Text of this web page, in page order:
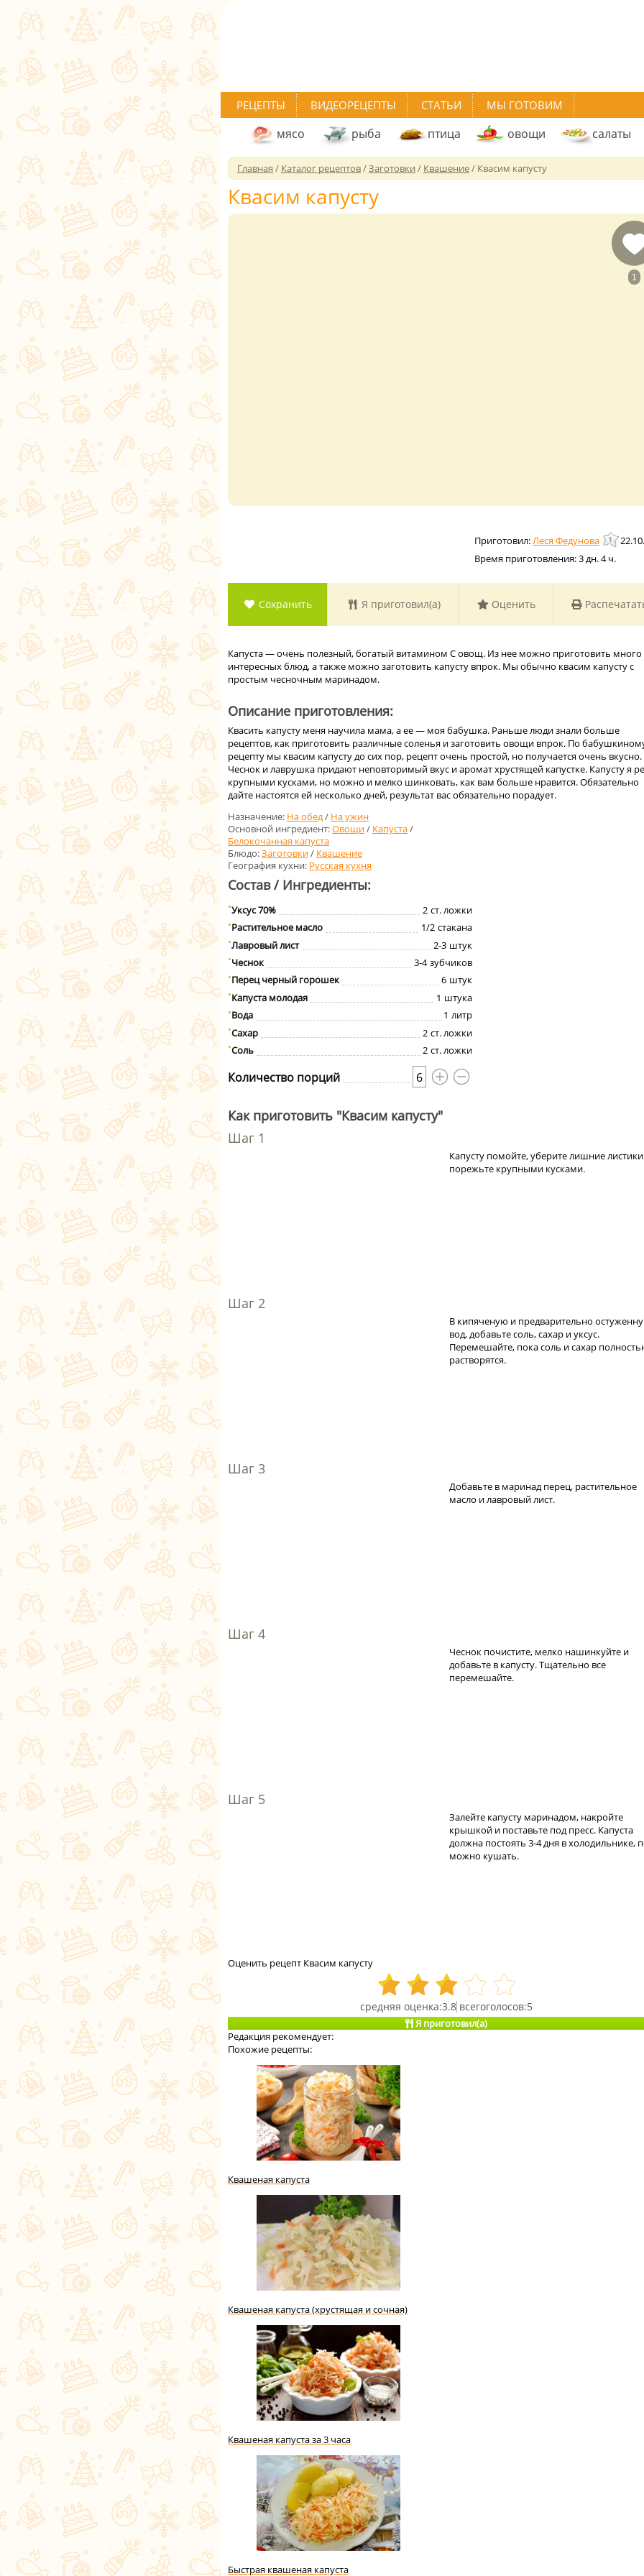
РЕЦЕПТЫ ВИДЕОРЕЦЕПТЫ СТАТЬИ МЫ ГОТОВИМ
мясо рыба птица овощи салаты
Главная / Каталог рецептов/Заготовки / Квашение/ Квасим капусту
Квасим капусту
1
Леся Федунова
Время приготовления:3 дн. 4 ч.
Сохранить Я приготовил(а) Оценить
Капуста — очень полезный, богатый витамином С овощ. Из нее можно приготовить много
интересных блюд, а также можно заготовить капусту впрок. Мы обычно квасим капусту с
простым чесночным маринадом.
Описание приготовления:
Квасить капусту меня научила мама, а ее — моя бабушка. Раньше люди знали больше
рецептов, как приготовить различные соленья и заготовить овощи впрок. По
рецепту мы квасим капусту до сих пор, рецепт очень простой, но получается очень вкусно.
Чеснок и лаврушка придают неповторимый вкус и аромат хрустящей капустке. Капусту я
крупными кусками, но можно и мелко шинковать, как вам больше нравится. Обязательно
дайте настоятся ей несколько дней, результат вас обязательно порадует.
Назначение: На обед/ На ужин
Основной ингредиент:Овощи/ Капуста/
Белокочанная капуста
Блюдо:Заготовки/ Квашение
География кухни: Русская кухня
Состав / Ингредиенты:
Уксус 70% 2 ст. ложки
Растительное масло
1/2 стакана
Лавровый лист
2-3 штук
Чеснок
3-4 зубчиков
Перец черный горошек
6 штук
Капуста молодая
1 штука
Вода
1 литр
Сахар
2 ст. ложки
Соль
2 ст. ложки
Количество порций 6
Как приготовить "Квасим капусту"
Капусту помойте, уберите лишние
порежьте крупными кусками.
В кипяченую и предварительно
вод, добавьте соль, сахар и уксус.
Перемешайте, пока соль и сахар
растворятся.
Добавьте в маринад перец, растительное
масло и лавровый лист.
Чеснок почистите, мелко нашинкуйте и
добавьте в капусту. Тщательно все
перемешайте.
Залейте капусту маринадом, накройте
крышкой и поставьте под пресс. Капуста
должна постоять 3-4 дня в холодильнике,
можно кушать.
Оценить рецепт Квасим капусту
3.8 5
Я приготовил(а)
Редакция рекомендует:
Похожие рецепты:
Квашеная капуста
Квашеная капуста (хрустящая и сочная)
Квашеная капуста за 3 часа
Быстрая квашеная капуста